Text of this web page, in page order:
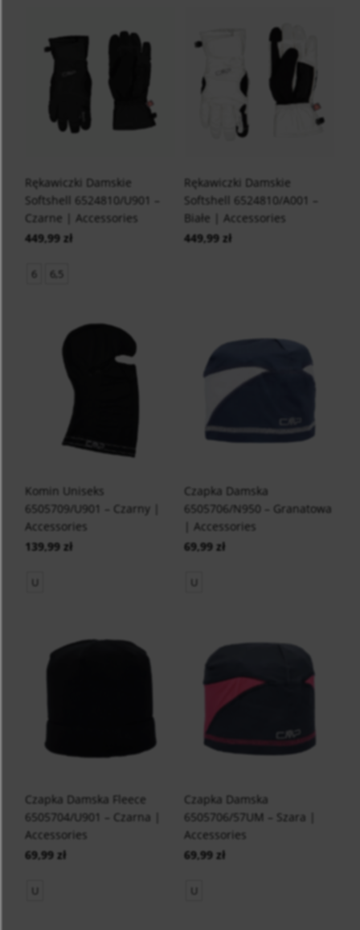
Rękawiczki Damskie
Softshell 6524810/U901 –
Czarne | Accessories
449,99 zł
6 6,5
Rękawiczki Damskie
Softshell 6524810/A001 –
Białe | Accessories
449,99 zł
Komin Uniseks
6505709/U901 – Czarny |
Accessories
139,99 zł
Czapka Damska
6505706/N950 – Granatowa
| Accessories
69,99 zł
Czapka Damska Fleece
6505704/U901 – Czarna |
Accessories
69,99 zł
Czapka Damska
6505706/57UM – Szara |
Accessories
69,99 zł